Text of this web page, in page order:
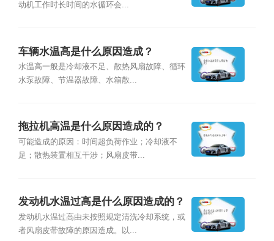
动机工作时长时间的水循环会...
车辆水温高是什么原因造成？
水温高一般是冷却液不足、散热风扇故障、循环
水泵故障、节温器故障、水箱散...
拖拉机高温是什么原因造成的？
可能造成的原因：时间超负荷作业；冷却液不
足；散热装置相互干涉；风扇皮带...
发动机水温过高是什么原因造成的？
发动机水温过高由未按照规定清洗冷却系统，或
者风扇皮带故障的原因造成。以...